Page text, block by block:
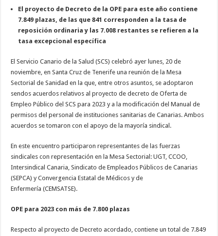
El proyecto de Decreto de la OPE para este año contiene
7.849 plazas, de las que 841 corresponden a la tasa de
reposición ordinaria y las 7.008 restantes se refieren a la
tasa excepcional específica
El Servicio Canario de la Salud (SCS) celebró ayer lunes, 20 de
noviembre, en Santa Cruz de Tenerife una reunión de la Mesa
Sectorial de Sanidad en la que, entre otros asuntos, se adoptaron
sendos acuerdos relativos al proyecto de decreto de Oferta de
Empleo Público del SCS para 2023 y a la modificación del Manual de
permisos del personal de instituciones sanitarias de Canarias. Ambos
acuerdos se tomaron con el apoyo de la mayoría sindical.
En este encuentro participaron representantes de las fuerzas
sindicales con representación en la Mesa Sectorial: UGT, CCOO,
Intersindical Canaria, Sindicato de Empleados Públicos de Canarias
(SEPCA) y Convergencia Estatal de Médicos y de
Enfermería (CEMSATSE).
OPE para 2023 con más de 7.800 plazas
Respecto al proyecto de Decreto acordado, contiene un total de 7.849
Estas
son
opcionales.
necesarias
para que
funcione la
web.
Estadísticas
Para que
mejorar la
funcionalidad
y estructura
de la web, en
se usa la
web.